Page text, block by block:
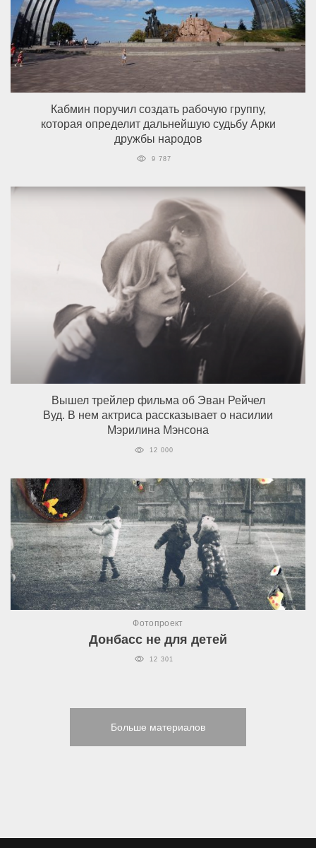
Кабмин поручил создать рабочую группу,
которая определит дальнейшую судьбу Арки
дружбы народов
9 787
Вышел трейлер фильма об Эван Рейчел
Вуд. В нем актриса рассказывает о насилии
Мэрилина Мэнсона
12 000
Фотопроект
Донбасс не для детей
12 301
Больше материалов